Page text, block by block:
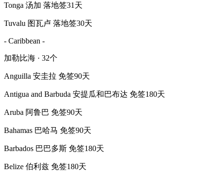
Tonga 汤加 落地签31天
Tuvalu 图瓦卢 落地签30天
- Caribbean -
加勒比海 · 32个
Anguilla 安圭拉 免签90天
Antigua and Barbuda 安提瓜和巴布达 免签180天
Aruba 阿鲁巴 免签90天
Bahamas 巴哈马 免签90天
Barbados 巴巴多斯 免签180天
Belize 伯利兹 免签180天